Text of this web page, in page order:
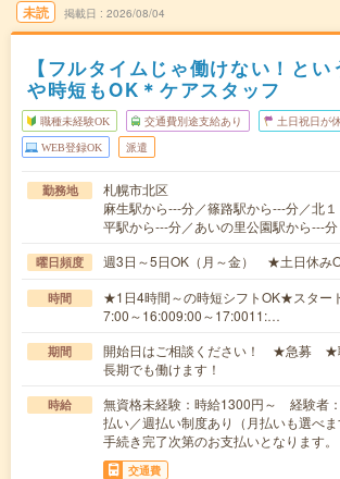
未読 掲載日 2026/08/04
【フルタイムじゃ働けない！と
や時短もOK＊ケアスタッフ
職種未経験OK 交通費別途支給あり 土日祝日が
WEB登録OK 派遣
勤務地
札幌市北区
麻生駅から---分／篠路駅から---分／北
平駅から---分／あいの里公園駅から---分
曜日頻度 週3日～5日OK（月～金） ★土日休み
時間
★1日4時間～の時短シフトOK★スター
7:00～16:009:00～17:0011:…
期間
開始日はご相談ください！ ★急募 ★
長期でも働けます！
時給
無資格未経験：時給1300円～ 経験者
払い／週払い制度あり（月払いも選べ
手続き完了次第のお支払いとなります。
交通費